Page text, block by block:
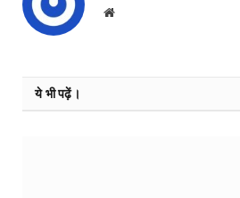
Website
ये भी पढ़ें।